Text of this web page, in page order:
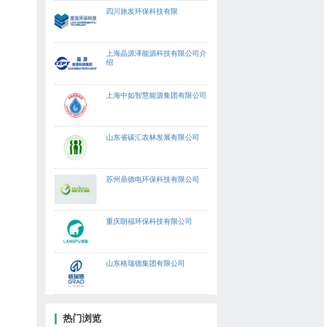
四川旅发环保科技有限
上海晶源泽能源科技有限公司介
绍
上海中如智慧能源集团有限公司
山东省碳汇农林发展有限公司
苏州鼎德电环保科技有限公司
重庆朗福环保科技有限公司
山东格瑞德集团有限公司
热门浏览